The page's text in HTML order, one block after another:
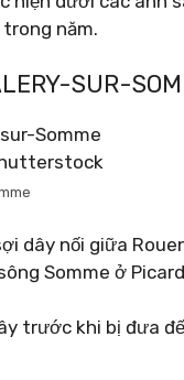
năm.
SUR-
dây nối giữa
Somme ở
trước khi bị đưa